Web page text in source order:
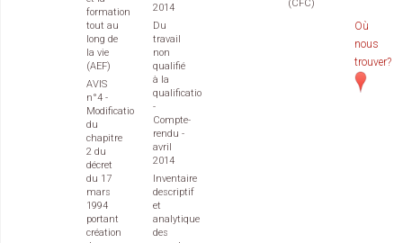
formation
tout au
long de
la vie
(AEF)
AVIS
n°4 -
Modification
du
chapitre
2 du
décret
du 17
mars
1994
portant
création
2014
Du
travail
non
qualifié
à la
qualification
-
Compte-
rendu -
avril
2014
Inventaire
descriptif
et
analytique
des
(CFC)
Où
nous
trouver?